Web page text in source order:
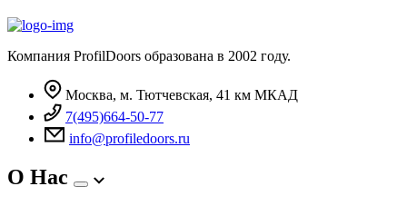
Компания ProfilDoors образована в 2002 году.
Москва, м. Тютчевская, 41 км МКАД
7(495)664-50-77
info@profiledoors.ru
О Нас